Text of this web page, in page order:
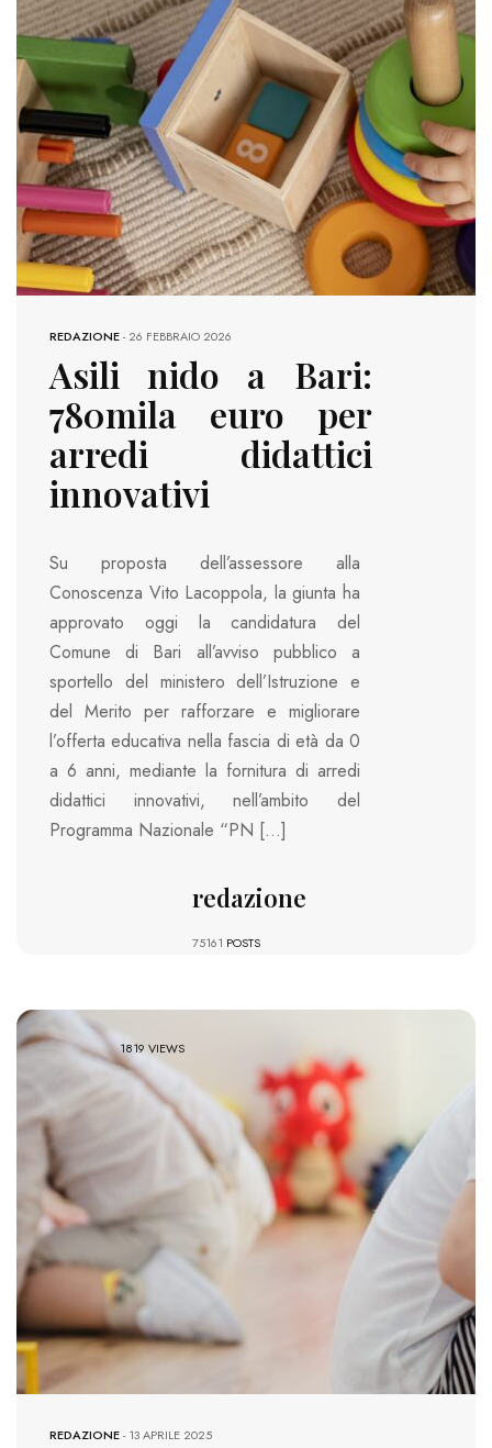
REDAZIONE-26 FEBBRAIO 2026
Asili nido a Bari:
780mila euro per
arredi didattici
innovativi
Su proposta dell’assessore alla
Conoscenza Vito Lacoppola, la giunta ha
approvato oggi la candidatura del
Comune di Bari all’avviso pubblico a
sportello del ministero dell’Istruzione e
del Merito per rafforzare e migliorare
l’offerta educativa nella fascia di età da 0
a 6 anni, mediante la fornitura di arredi
didattici innovativi, nell’ambito del
Programma Nazionale “PN […]
redazione
75161 POSTS
1819 VIEWS
REDAZIONE-13 APRILE 2025